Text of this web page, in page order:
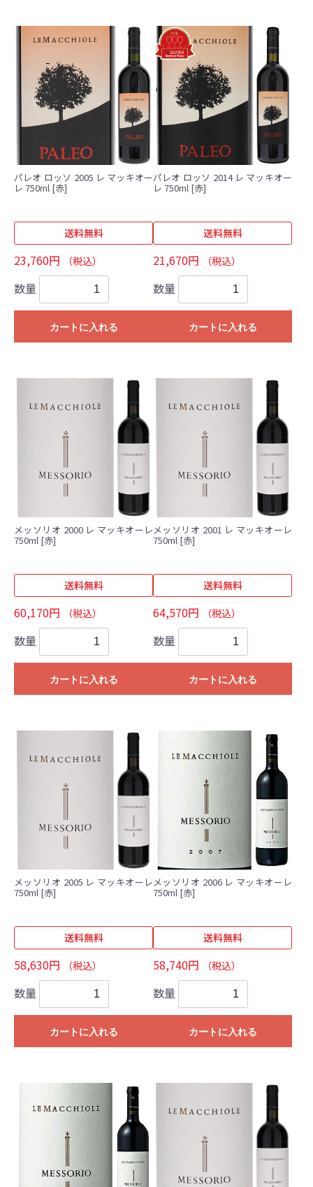
パレオ ロッソ 2005 レ マッキオー
レ 750ml [赤]
送料無料
23,760円 （税込）
数量
カートに入れる
パレオ ロッソ 2014 レ マッキオー
レ 750ml [赤]
送料無料
21,670円 （税込）
数量
カートに入れる
メッソリオ 2000 レ マッキオーレ
750ml [赤]
送料無料
60,170円 （税込）
数量
カートに入れる
メッソリオ 2001 レ マッキオーレ
750ml [赤]
送料無料
64,570円 （税込）
数量
カートに入れる
メッソリオ 2005 レ マッキオーレ
750ml [赤]
送料無料
58,630円 （税込）
数量
カートに入れる
メッソリオ 2006 レ マッキオーレ
750ml [赤]
送料無料
58,740円 （税込）
数量
カートに入れる